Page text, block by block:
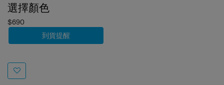
選擇顏色
$690
到貨提醒